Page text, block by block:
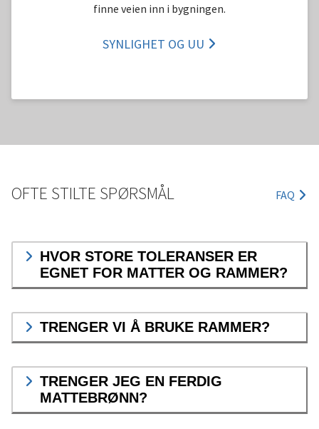
finne veien inn i bygningen.
SYNLIGHET OG UU
OFTE STILTE SPØRSMÅL FAQ
HVOR STORE TOLERANSER ER
EGNET FOR MATTER OG RAMMER?
TRENGER VI Å BRUKE RAMMER?
TRENGER JEG EN FERDIG
MATTEBRØNN?